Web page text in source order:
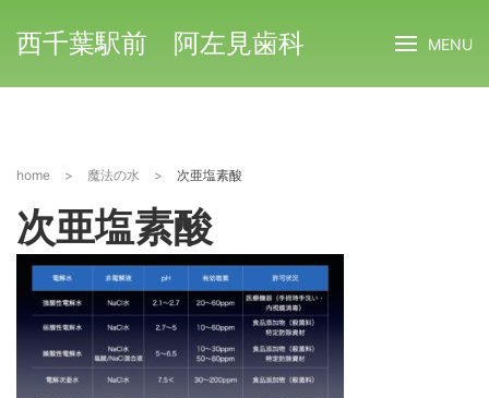
西千葉駅前 阿左見歯科 MENU
home > 魔法の水 > 次亜塩素酸
次亜塩素酸